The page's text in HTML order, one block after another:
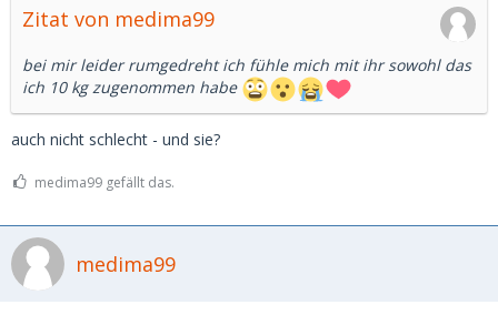
Zitat von medima99
bei mir leider rumgedreht ich fühle mich mit ihr sowohl das
ich 10 kg zugenommen habe
auch nicht schlecht - und sie?
medima99 gefällt das.
medima99